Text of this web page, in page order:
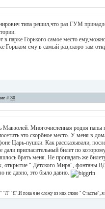
типа решил,что раз ГУМ
в парке Горького самое место
Горьком ему в самый раз,скоро там
# 30
Мавзолей. Многочисленная родня папы
это скорбное место. У меня в
Царь-пушки. Как рассказывали,
дали пригласительный билет по
брать меня. Не пропадать же
открытие " Детского Мира", фонтаны
не давно, это было давно.
"Я".И пока я не сложу из них слово " Счастье", я